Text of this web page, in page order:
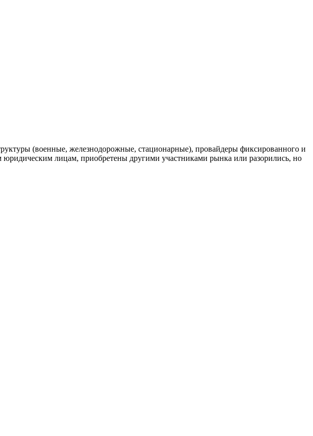
(военные, железнодорожные, стационарные), провайдеры фиксированного и
лицам, приобретены другими участниками рынка или разорились, но